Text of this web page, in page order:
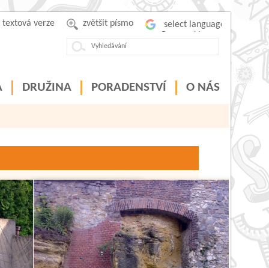
zvětšit písmo
textová verze
DRUŽINA PORADENSTVÍ O NÁS